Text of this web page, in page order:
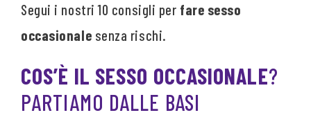
Segui i nostri 10 consigli per fare sesso
occasionale senza rischi.
COS’È IL SESSO OCCASIONALE?
PARTIAMO DALLE BASI